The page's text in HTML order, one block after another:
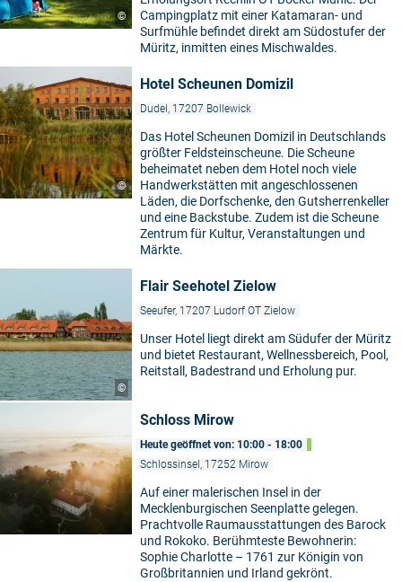
©
Campingplatz mit einer Katamaran- und
Surfmühle befindet direkt am Südostufer der
Müritz, inmitten eines Mischwaldes.
©
Hotel Scheunen Domizil
Dudel, 17207 Bollewick
Das Hotel Scheunen Domizil in Deutschlands
größter Feldsteinscheune. Die Scheune
beheimatet neben dem Hotel noch viele
Handwerkstätten mit angeschlossenen
Läden, die Dorfschenke, den Gutsherrenkeller
und eine Backstube. Zudem ist die Scheune
Zentrum für Kultur, Veranstaltungen und
Märkte.
©
Flair Seehotel Zielow
Seeufer, 17207 Ludorf OT Zielow
Unser Hotel liegt direkt am Südufer der Müritz
und bietet Restaurant, Wellnessbereich, Pool,
Reitstall, Badestrand und Erholung pur.
Schloss Mirow
Heute geöffnet von: 10:00 - 18:00
Schlossinsel, 17252 Mirow
Auf einer malerischen Insel in der
Mecklenburgischen Seenplatte gelegen.
Prachtvolle Raumausstattungen des Barock
und Rokoko. Berühmteste Bewohnerin:
Sophie Charlotte – 1761 zur Königin von
Großbritannien und Irland gekrönt.